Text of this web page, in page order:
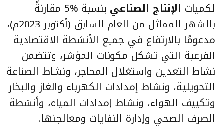
لكميات الإنتاج الصناعي
بنسبة %5 مقارنةً
بالشهر المماثل من العام السابق (أكتوبر 2023م)،
مدعومًا بالارتفاع في جميع الأنشطة الاقتصادية
الفرعية التي تشكل مكونات المؤشر، وتتضمن
نشاط التعدين واستغلال المحاجر، ونشاط الصناعة
التحويلية، ونشاط إمدادات الكهرباء والغاز والبخار
وتكييف الهواء، ونشاط إمدادات المياه، وأنشطة
الصرف الصحي وإدارة النفايات ومعالجتها.